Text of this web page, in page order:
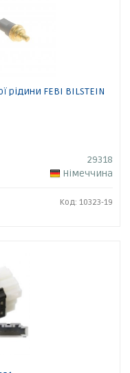
FEBI BILSTEIN
29318
Німеччина
Код: 10323-19